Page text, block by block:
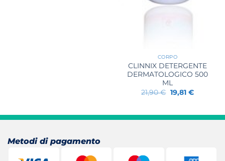
CORPO
CLINNIX DETERGENTE
DERMATOLOGICO 500
ML
21,90€ Il
prezzo
21,90 €.
19,81 €Il
19,81 €.
Metodi di pagamento